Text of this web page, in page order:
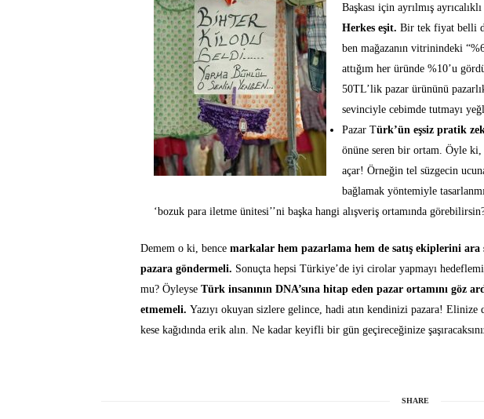
Başkası için ayrılmış
Herkes eşit. Bir tek fiyat belli
ben mağazanın vitrinindeki
attığım her üründe %10’u
50TL’lik pazar ürününü
sevinciyle cebimde tutmayı
Pazar Türk’ün eşsiz pratik
önüne seren bir ortam. Öyle
açar! Örneğin tel süzgecin
bağlamak yöntemiyle
‘bozuk para iletme ünitesi’’ni başka hangi alışveriş ortamında
Demem o ki, bencemarkalar hem pazarlama hem de satış ekiplerini ara
pazara göndermeli. Sonuçta hepsi Türkiye’de iyi cirolar yapmayı
mu? ÖyleyseTürk insanının DNA’sına hitap eden pazar ortamını göz
etmemeli.Yazıyı okuyan sizlere gelince, hadi atın kendinizi pazara! Elinize
kese kağıdında erik alın. Ne kadar keyifli bir gün geçireceğinize
SHARE